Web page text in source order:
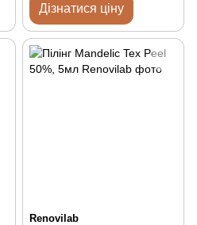
Дізнатися ціну
Renovilab